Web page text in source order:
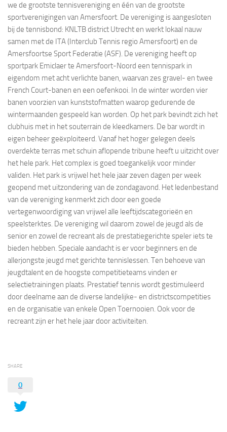
we de grootste tennisvereniging en één van de grootste
sportverenigingen van Amersfoort. De vereniging is aangesloten
bij de tennisbond: KNLTB district Utrecht en werkt lokaal nauw
samen met de ITA (Interclub Tennis regio Amersfoort) en de
Amersfoortse Sport Federatie (ASF). De vereniging heeft op
sportpark Emiclaer te Amersfoort-Noord een tennispark in
eigendom met acht verlichte banen, waarvan zes gravel- en twee
French Court-banen en een oefenkooi. In de winter worden vier
banen voorzien van kunststofmatten waarop gedurende de
wintermaanden gespeeld kan worden. Op het park bevindt zich het
clubhuis met in het souterrain de kleedkamers. De bar wordt in
eigen beheer geëxploiteerd. Vanaf het hoger gelegen deels
overdekte terras met schuin aflopende tribune heeft u uitzicht over
het hele park. Het complex is goed toegankelijk voor minder
validen. Het park is vrijwel het hele jaar zeven dagen per week
geopend met uitzondering van de zondagavond. Het ledenbestand
van de vereniging kenmerkt zich door een goede
vertegenwoordiging van vrijwel alle leeftijdscategorieën en
speelsterktes. De vereniging wil daarom zowel de jeugd als de
senior en zowel de recreant als de prestatiegerichte speler iets te
bieden hebben. Speciale aandacht is er voor beginners en de
allerjongste jeugd met gerichte tennislessen. Ten behoeve van
jeugdtalent en de hoogste competitieteams vinden er
selectietrainingen plaats. Prestatief tennis wordt gestimuleerd
door deelname aan de diverse landelijke- en districtscompetities
en de organisatie van enkele Open Toernooien. Ook voor de
recreant zijn er het hele jaar door activiteiten.
SHARE
0